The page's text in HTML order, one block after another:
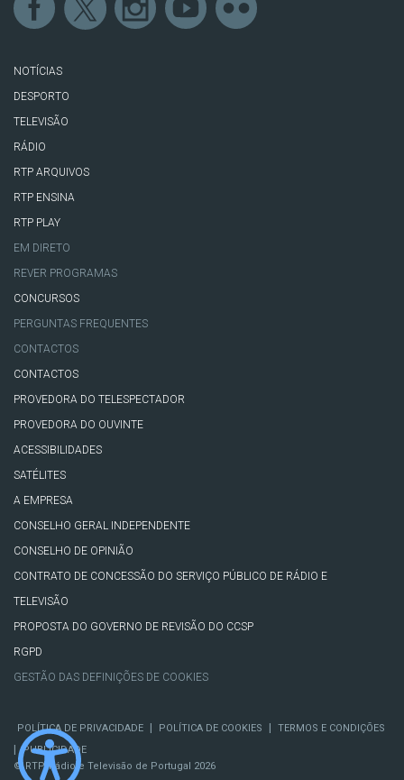
NOTÍCIAS
DESPORTO
TELEVISÃO
RÁDIO
RTP ARQUIVOS
RTP ENSINA
RTP PLAY
EM DIRETO
REVER PROGRAMAS
CONCURSOS
PERGUNTAS FREQUENTES
CONTACTOS
CONTACTOS
PROVEDORA DO TELESPECTADOR
PROVEDORA DO OUVINTE
ACESSIBILIDADES
SATÉLITES
A EMPRESA
CONSELHO GERAL INDEPENDENTE
CONSELHO DE OPINIÃO
CONTRATO DE CONCESSÃO DO SERVIÇO PÚBLICO DE RÁDIO E
TELEVISÃO
PROPOSTA DO GOVERNO DE REVISÃO DO CCSP
RGPD
GESTÃO DAS DEFINIÇÕES DE COOKIES
POLÍTICA DE PRIVACIDADE POLÍTICA DE COOKIES TERMOS E CONDIÇÕES
PUBLICIDADE
© RTP, Rádio e Televisão de Portugal 2026